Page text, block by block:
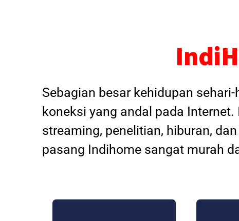
Sebagian besar kehidupan
koneksi yang andal pada
streaming, penelitian, hiburan,
pasang Indihome sangat murah